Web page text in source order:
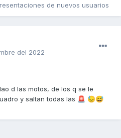
de nuevos usuarios
del 2022
d las motos, de los q se le
y saltan todas las 🚨 😓😅